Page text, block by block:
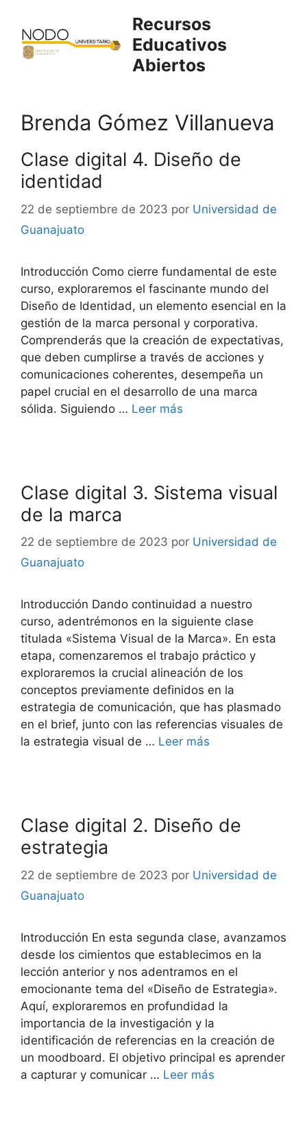
contenido
Recursos
Educativos
Abiertos
Brenda Gómez Villanueva
Clase digital 4. Diseño de
identidad
22 de septiembre de 2023 por Universidad de
Guanajuato
Introducción Como cierre fundamental de este
curso, exploraremos el fascinante mundo del
Diseño de Identidad, un elemento esencial en la
gestión de la marca personal y corporativa.
Comprenderás que la creación de expectativas,
que deben cumplirse a través de acciones y
comunicaciones coherentes, desempeña un
papel crucial en el desarrollo de una marca
sólida. Siguiendo … Leer más
Clase digital 3. Sistema visual
de la marca
22 de septiembre de 2023 por Universidad de
Guanajuato
Introducción Dando continuidad a nuestro
curso, adentrémonos en la siguiente clase
titulada «Sistema Visual de la Marca». En esta
etapa, comenzaremos el trabajo práctico y
exploraremos la crucial alineación de los
conceptos previamente definidos en la
estrategia de comunicación, que has plasmado
en el brief, junto con las referencias visuales de
la estrategia visual de … Leer más
Clase digital 2. Diseño de
estrategia
22 de septiembre de 2023 por Universidad de
Guanajuato
Introducción En esta segunda clase, avanzamos
desde los cimientos que establecimos en la
lección anterior y nos adentramos en el
emocionante tema del «Diseño de Estrategia».
Aquí, exploraremos en profundidad la
importancia de la investigación y la
identificación de referencias en la creación de
un moodboard. El objetivo principal es aprender
a capturar y comunicar … Leer más